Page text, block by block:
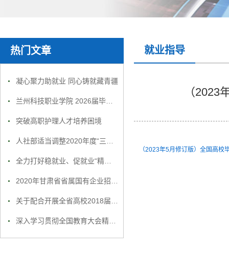
热门文章
凝心聚力助就业 同心铸就藏青疆
突破高职护理人才培养困境
就业指导
（2023
（2023年5月修订版）全国高